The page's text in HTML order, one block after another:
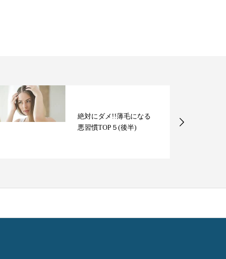
絶対にダメ!!薄毛になる
悪習慣TOP５(後半)